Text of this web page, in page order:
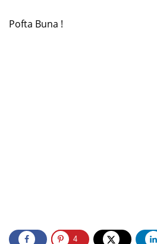
Pofta Buna !
4